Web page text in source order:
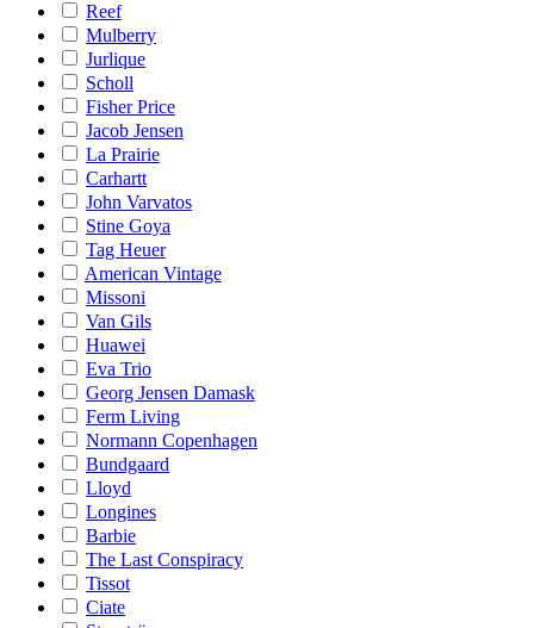
Reef
Mulberry
Jurlique
Scholl
Fisher Price
Jacob Jensen
La Prairie
Carhartt
John Varvatos
Stine Goya
Tag Heuer
American Vintage
Missoni
Van Gils
Huawei
Eva Trio
Georg Jensen Damask
Ferm Living
Normann Copenhagen
Bundgaard
Lloyd
Longines
Barbie
The Last Conspiracy
Tissot
Ciate